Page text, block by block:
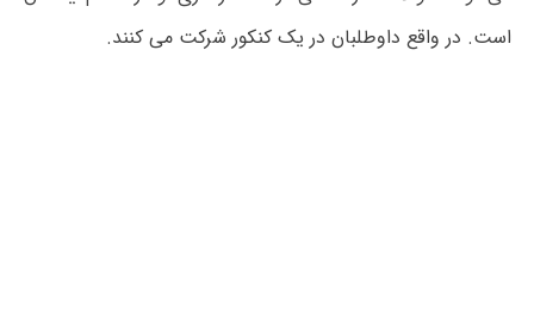
است. در واقع داوطلبان در یک کنکور شرکت می کنند.